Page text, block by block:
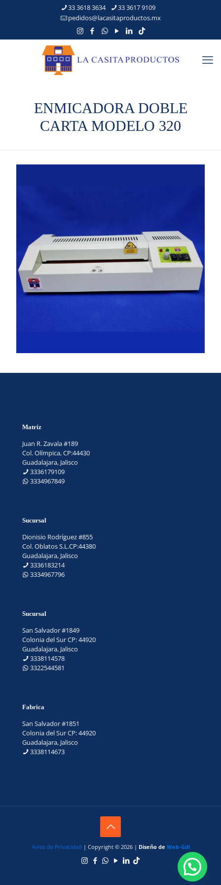
33 3618 3634
33 3617 9109
pedidos@lacasitaproductos.mx
ENMICADORA DOBLE
CARTA MODELO 320
Matríz
Juan R. Zavala #189
Col. Olímpica, CP:44430
Guadalajara, Jalisco
3336179109
3334967849
Sucursal
Dionisio Rodríguez #855
Col. Oblatos S.L.CP:44380
Guadalajara, Jalisco
3336183214
3334967796
Sucursal
San Salvador #1849
Colonia del Sur CP: 44920
Guadalajara, Jalisco
3338114578
3322544581
Fabrica
San Salvador #1851
Colonia del Sur CP: 44920
Guadalajara, Jalisco
3338114673
Aviso de Privacidad | Copyright © 2026 | Diseño de Web-Gdl